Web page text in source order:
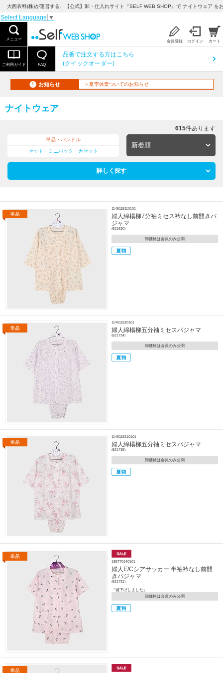
大西衣料(株)が運営する、【公式】卸・仕入れサイト『SELF WEB SHOP』で ナイトウェア を
Select Language ▼
メニュー 会員登録 ログイン カート
ご利用ガイド FAQ
品番で注文する方はこちら
(クイックオーダー)
お知らせ ＞夏季休業ついてのお知らせ
ナイトウェア
単品・バンドル
セット・ミニパック・カセット
詳しく探す
615件あります
1145115110101
婦人綿楊柳7分袖ミセス衿なし前開きパ
ジャマ
(621630)
卸価格は会員のみ公開
114511520101
婦人綿楊柳五分袖ミセスパジャマ
(621734)
卸価格は会員のみ公開
1145115210101
婦人綿楊柳五分袖ミセスパジャマ
(621735)
卸価格は会員のみ公開
185770140101
婦人E/Cシアサッカー 半袖衿なし前開
きパジャマ
(621731)
『値下げしました』
卸価格は会員のみ公開